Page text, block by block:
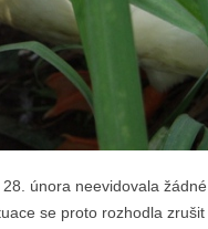
února neevidovala žádné
se proto rozhodla zrušit